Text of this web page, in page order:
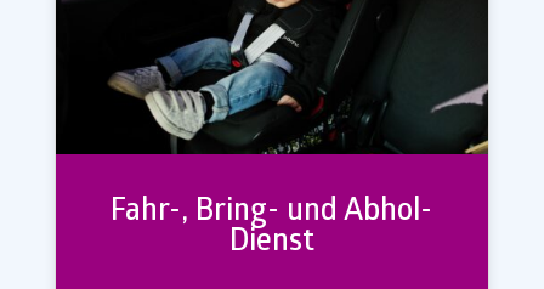
Fahr-, Bring- und Abhol-
Dienst